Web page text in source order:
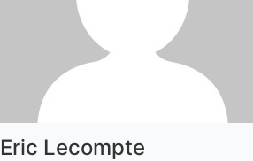
Eric Lecompte